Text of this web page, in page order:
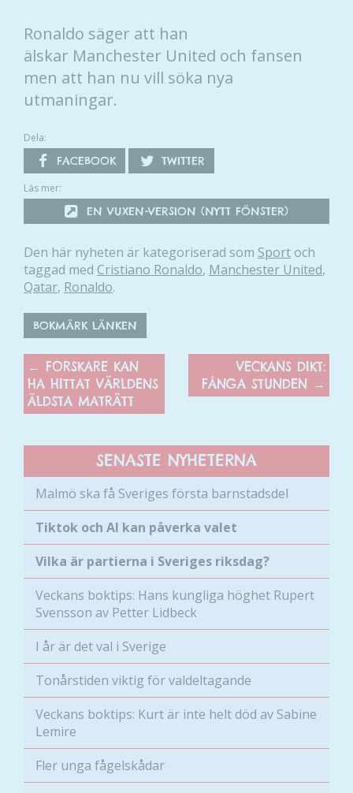
Ronaldo säger att han
älskar Manchester United och fansen
men att han nu vill söka nya
utmaningar.
Dela:
FACEBOOK TWITTER
Läs mer:
EN VUXEN-VERSION (NYTT FÖNSTER)
Den här nyheten är kategoriserad som Sport och
taggad med Cristiano Ronaldo, Manchester United,
Qatar, Ronaldo.
BOKMÄRK LÄNKEN
←
FORSKARE KAN
HA HITTAT VÄRLDENS
ÄLDSTA MATRÄTT
VECKANS DIKT:
FÅNGA STUNDEN →
SENASTE NYHETERNA
Malmö ska få Sveriges första barnstadsdel
Tiktok och AI kan påverka valet
Vilka är partierna i Sveriges riksdag?
Veckans boktips: Hans kungliga höghet Rupert
Svensson av Petter Lidbeck
I år är det val i Sverige
Tonårstiden viktig för valdeltagande
Veckans boktips: Kurt är inte helt död av Sabine
Lemire
Fler unga fågelskådar
Nödvändiga
Dessa kakor
går inte att
välja bort. De
behövs för
över huvud
fungera.
Statistik